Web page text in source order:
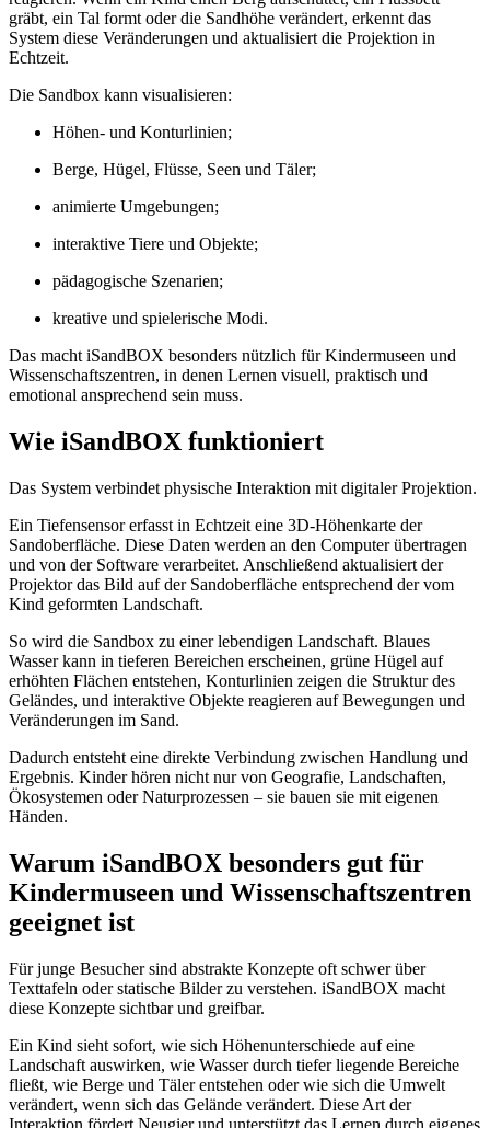
gräbt, ein Tal formt oder die Sandhöhe verändert, erkennt das
System diese Veränderungen und aktualisiert die Projektion in
Echtzeit.
Die Sandbox kann visualisieren:
Höhen- und Konturlinien;
Berge, Hügel, Flüsse, Seen und Täler;
animierte Umgebungen;
interaktive Tiere und Objekte;
pädagogische Szenarien;
kreative und spielerische Modi.
Das macht iSandBOX besonders nützlich für Kindermuseen und
Wissenschaftszentren, in denen Lernen visuell, praktisch und
emotional ansprechend sein muss.
Wie iSandBOX funktioniert
Das System verbindet physische Interaktion mit digitaler Projektion.
Ein Tiefensensor erfasst in Echtzeit eine 3D-Höhenkarte der
Sandoberfläche. Diese Daten werden an den Computer übertragen
und von der Software verarbeitet. Anschließend aktualisiert der
Projektor das Bild auf der Sandoberfläche entsprechend der vom
Kind geformten Landschaft.
So wird die Sandbox zu einer lebendigen Landschaft. Blaues
Wasser kann in tieferen Bereichen erscheinen, grüne Hügel auf
erhöhten Flächen entstehen, Konturlinien zeigen die Struktur des
Geländes, und interaktive Objekte reagieren auf Bewegungen und
Veränderungen im Sand.
Dadurch entsteht eine direkte Verbindung zwischen Handlung und
Ergebnis. Kinder hören nicht nur von Geografie, Landschaften,
Ökosystemen oder Naturprozessen – sie bauen sie mit eigenen
Händen.
Warum iSandBOX besonders gut für
Kindermuseen und Wissenschaftszentren
geeignet ist
Für junge Besucher sind abstrakte Konzepte oft schwer über
Texttafeln oder statische Bilder zu verstehen. iSandBOX macht
diese Konzepte sichtbar und greifbar.
Ein Kind sieht sofort, wie sich Höhenunterschiede auf eine
Landschaft auswirken, wie Wasser durch tiefer liegende Bereiche
fließt, wie Berge und Täler entstehen oder wie sich die Umwelt
verändert, wenn sich das Gelände verändert. Diese Art der
Interaktion fördert Neugier und unterstützt das Lernen durch eigenes